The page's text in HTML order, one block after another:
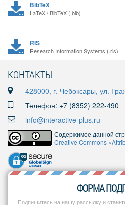
BibTeX
LaTeX / BibTeX (.bib)
RIS
Research Information Systems (.ris)
КОНТАКТЫ
428000, г. Чебоксары, ул.
Телефон: +7 (8352) 222-490
info@interactive-plus.ru
Содержимое данной
Creative Commons
ФОРМА
Подпишитесь на нашу рассылку и